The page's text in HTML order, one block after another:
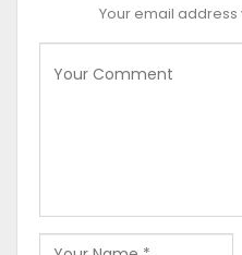
Your email